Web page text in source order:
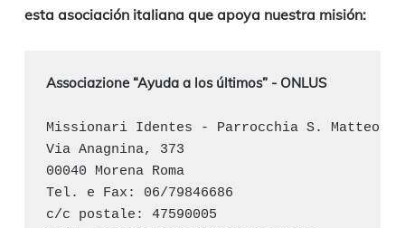
esta asociación italiana que apoya nuestra misión:
Associazione “Ayuda a los últimos” - ONLUS
Missionari Identes - Parrocchia S. Matteo
Via Anagnina, 373
00040 Morena Roma
Tel. e Fax: 06/79846686
c/c postale: 47590005